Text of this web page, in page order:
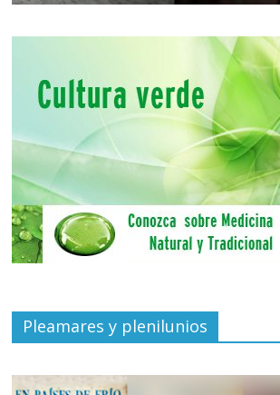
Pleamares y plenilunios